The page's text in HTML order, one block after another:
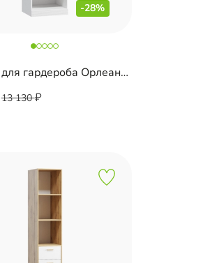
-28%
Модуль для гардероба Орлеан-6
13 130